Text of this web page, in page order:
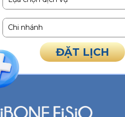
ĐẶT LỊCH